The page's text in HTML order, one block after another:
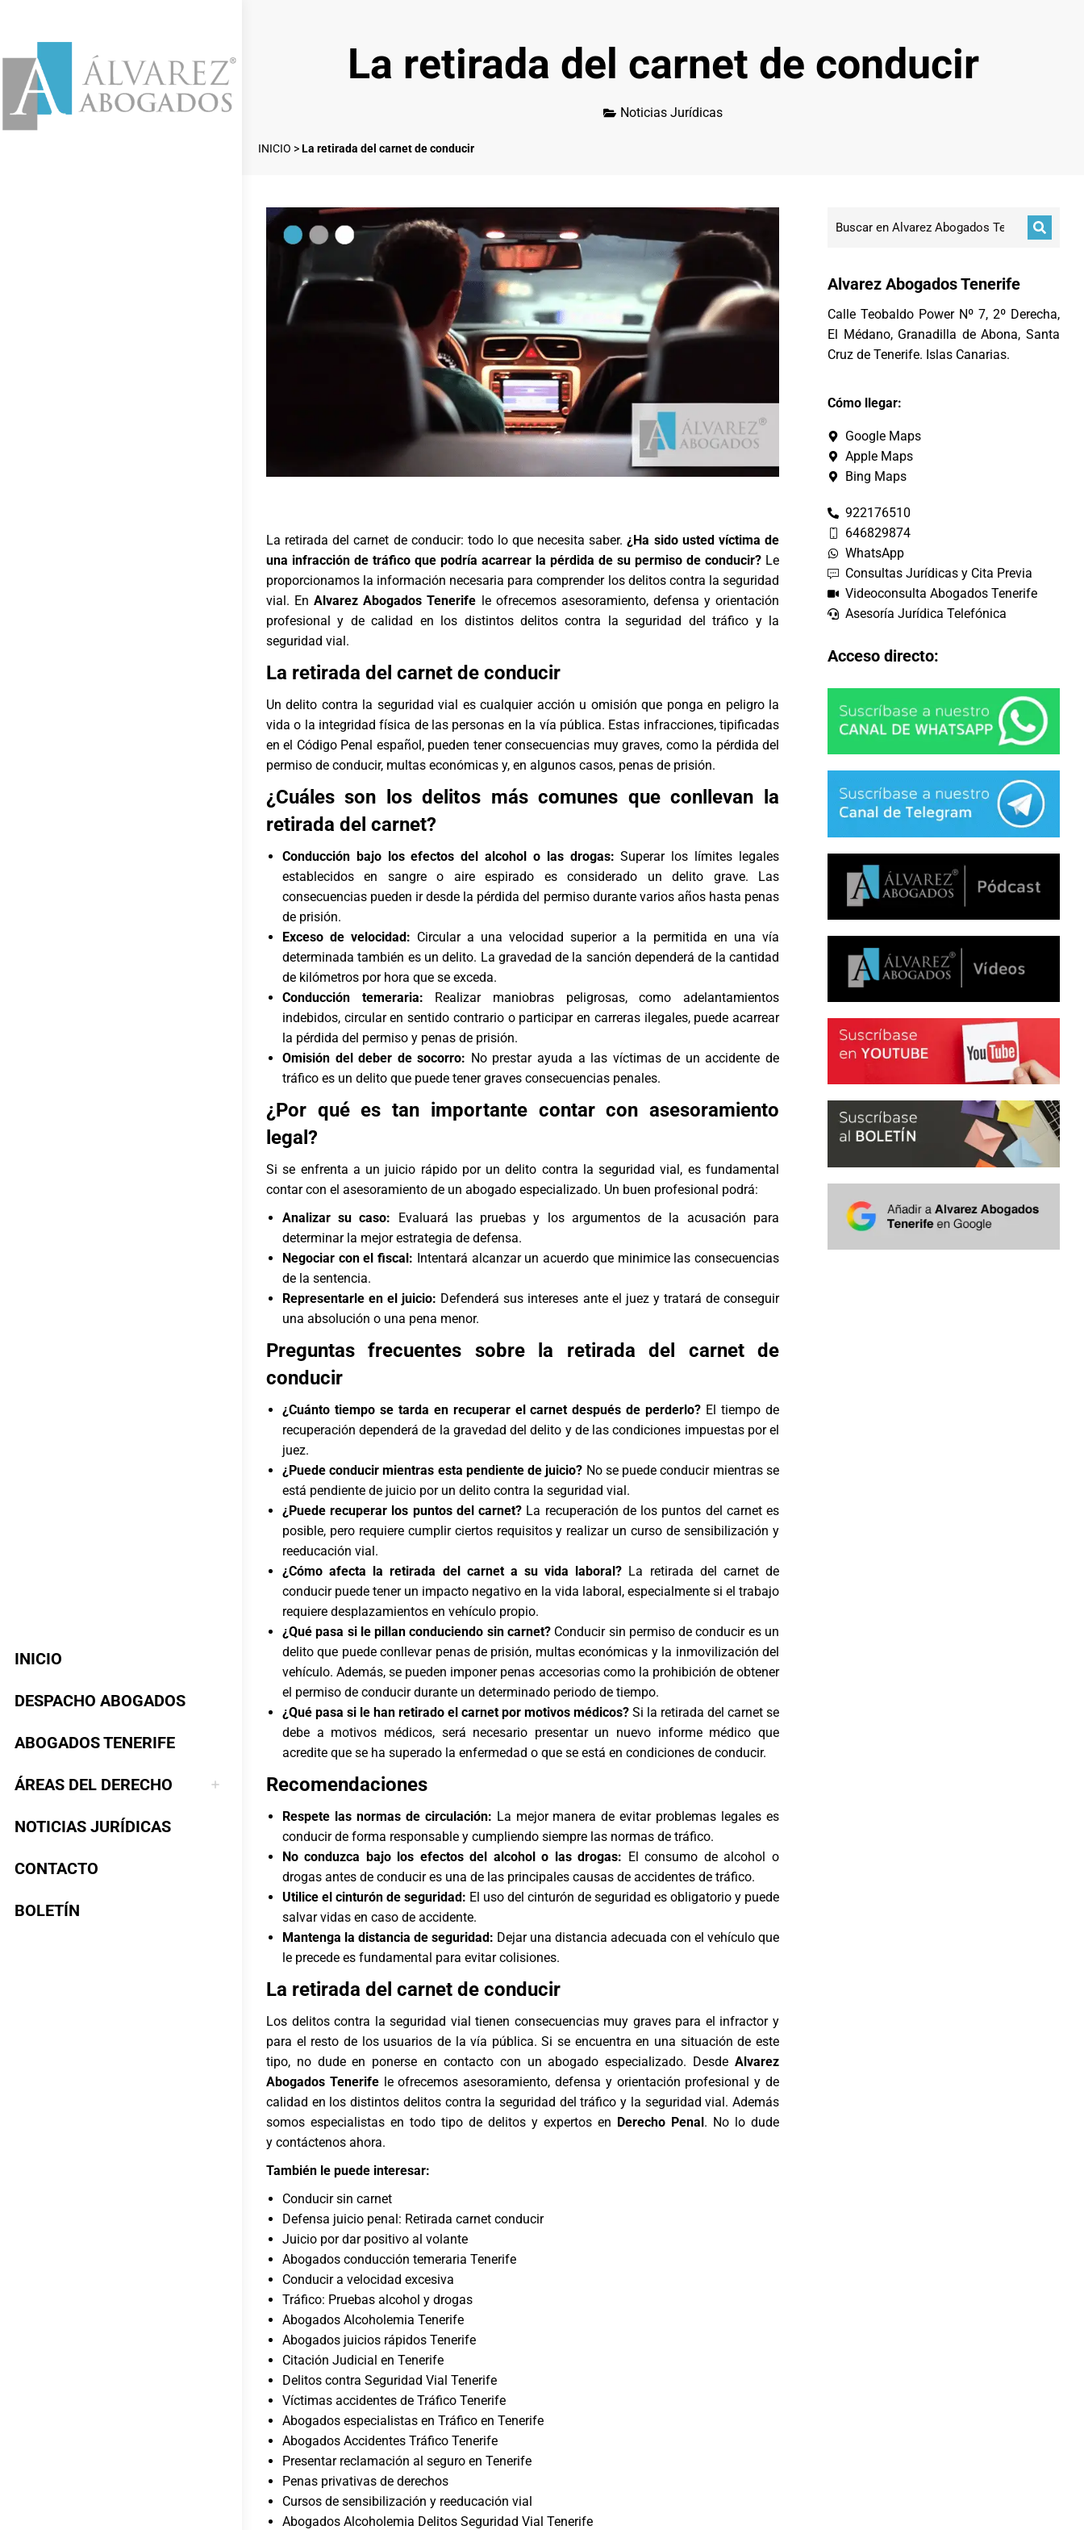
INICIO
DESPACHO ABOGADOS
ABOGADOS TENERIFE
ÁREAS DEL DERECHO
NOTICIAS JURÍDICAS
CONTACTO
BOLETÍN
La retirada del carnet de conducir
Noticias Jurídicas
INICIO >La retirada del carnet de conducir
La retirada del carnet de conducir: todo lo que necesita saber.¿Ha sido usted víctima de
una infracción de tráfico que podría acarrear la pérdida de su permiso de conducir? Le
proporcionamos la información necesaria para comprender los delitos contra la seguridad
vial. EnAlvarez Abogados Tenerife le ofrecemos asesoramiento, defensa y orientación
profesional y de calidad en los distintos delitos contra la seguridad del tráfico y la
seguridad vial.
La retirada del carnet de conducir
Un delito contra la seguridad vial es cualquier acción u omisión que ponga en peligro la
vida o la integridad física de las personas en la vía pública. Estas infracciones, tipificadas
en el Código Penal español, pueden tener consecuencias muy graves, como la pérdida del
permiso de conducir, multas económicas y, en algunos casos, penas de prisión.
¿Cuáles son los delitos más comunes que conllevan la
retirada del carnet?
Conducción bajo los efectos del alcohol o las drogas: Superar los límites legales
establecidos en sangre o aire espirado es considerado un delito grave. Las
consecuencias pueden ir desde la pérdida del permiso durante varios años hasta penas
de prisión.
Exceso de velocidad: Circular a una velocidad superior a la permitida en una vía
determinada también es un delito. La gravedad de la sanción dependerá de la cantidad
de kilómetros por hora que se exceda.
Conducción temeraria: Realizar maniobras peligrosas, como adelantamientos
indebidos, circular en sentido contrario o participar en carreras ilegales, puede acarrear
la pérdida del permiso y penas de prisión.
Omisión del deber de socorro: No prestar ayuda a las víctimas de unaccidente de
tráfico es un delito que puede tener graves consecuencias penales.
¿Por qué es tan importante contar con asesoramiento
legal?
Si se enfrenta a un juicio rápido por un delito contra la seguridad vial, es fundamental
contar con el asesoramiento de un abogado especializado. Un buen profesional podrá:
Analizar su caso: Evaluará las pruebas y los argumentos de la acusación para
determinar la mejor estrategia de defensa.
Negociar con el fiscal: Intentará alcanzar un acuerdo que minimice las consecuencias
de la sentencia.
Representarle en el juicio: Defenderá sus intereses ante el juez y tratará de conseguir
una absolución o una pena menor.
Preguntas frecuentes sobre la retirada del carnet de
conducir
¿Cuánto tiempo se tarda en recuperar el carnet después de perderlo? El tiempo de
recuperación dependerá de la gravedad del delito y de las condiciones impuestas por el
juez.
¿Puede conducir mientras esta pendiente de juicio? No se puede conducir mientras se
está pendiente de juicio por un delito contra la seguridad vial.
¿Puede recuperar los puntos del carnet? La recuperación de los puntos del carnet es
posible, pero requiere cumplir ciertos requisitos y realizar un curso de sensibilización y
reeducación vial.
¿Cómo afecta la retirada del carnet a su vida laboral? La retirada del carnet de
conducir puede tener un impacto negativo en la vida laboral, especialmente si el trabajo
requiere desplazamientos en vehículo propio.
¿Qué pasa si le pillan conduciendo sin carnet? Conducir sin permiso de conducir es un
delito que puede conllevar penas de prisión, multas económicas y la inmovilización del
vehículo. Además, se pueden imponer penas accesorias como la prohibición de obtener
el permiso de conducir durante un determinado periodo de tiempo.
¿Qué pasa si le han retirado el carnet por motivos médicos? Si la retirada del carnet se
debe a motivos médicos, será necesario presentar un nuevo informe médico que
acredite que se ha superado la enfermedad o que se está en condiciones de conducir.
Recomendaciones
Respete las normas de circulación: La mejor manera de evitar problemas legales es
conducir de forma responsable y cumpliendo siempre las normas de tráfico.
No conduzca bajo los efectos del alcohol o las drogas: El consumo de alcohol o
drogas antes de conducir es una de las principales causas de accidentes de tráfico.
Utilice el cinturón de seguridad: El uso del cinturón de seguridad es obligatorio y puede
salvar vidas en caso de accidente.
Mantenga la distancia de seguridad: Dejar una distancia adecuada con el vehículo que
le precede es fundamental para evitar colisiones.
La retirada del carnet de conducir
Los delitos contra la seguridad vial tienen consecuencias muy graves para el infractor y
para el resto de los usuarios de la vía pública. Si se encuentra en una situación de este
tipo, no dude en ponerse en contacto con un abogado especializado. Desde Alvarez
Abogados Tenerifele ofrecemos asesoramiento, defensa y orientación profesional y de
calidad en los distintos delitos contra la seguridad del tráfico y la seguridad vial. Además
somos especialistas en todo tipo de delitos y expertos en Derecho Penal. No lo dude
y contáctenos ahora.
También le puede interesar:
Conducir sin carnet
Defensa juicio penal: Retirada carnet conducir
Juicio por dar positivo al volante
Abogados conducción temeraria Tenerife
Conducir a velocidad excesiva
Tráfico: Pruebas alcohol y drogas
Abogados Alcoholemia Tenerife
Abogados juicios rápidos Tenerife
Citación Judicial en Tenerife
Delitos contra Seguridad Vial Tenerife
Víctimas accidentes de Tráfico Tenerife
Abogados especialistas en Tráfico en Tenerife
Abogados Accidentes Tráfico Tenerife
Presentar reclamación al seguro en Tenerife
Penas privativas de derechos
Cursos de sensibilización y reeducación vial
Abogados Alcoholemia Delitos Seguridad Vial Tenerife
Alvarez Abogados Tenerife
Calle Teobaldo Power Nº 7, 2º Derecha,
El Médano, Granadilla de Abona, Santa
Cruz de Tenerife. Islas Canarias.
Cómo llegar:
Google Maps
Apple Maps
Bing Maps
922176510
646829874
WhatsApp
Consultas Jurídicas y Cita Previa
Videoconsulta Abogados Tenerife
Asesoría Jurídica Telefónica
Acceso directo: